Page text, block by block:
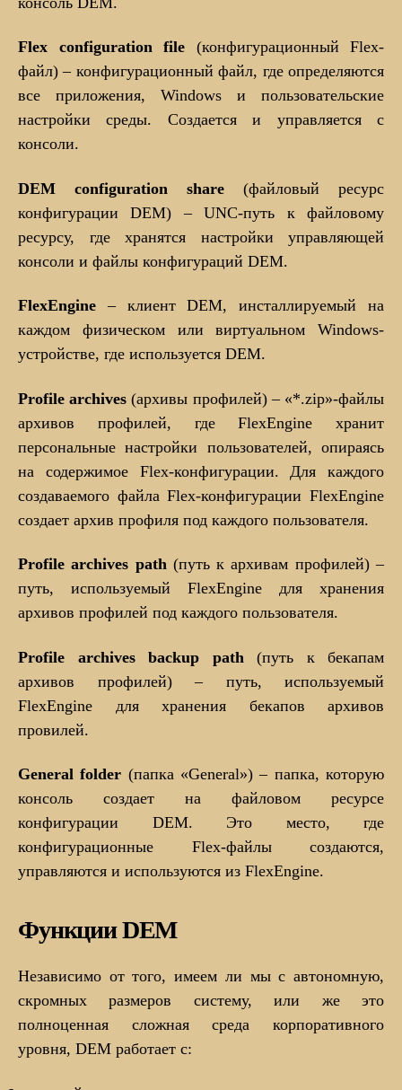
Flex configuration file (конфигурационный Flex-
файл) – конфигурационный файл, где определяются
все приложения, Windows и пользовательские
настройки среды. Создается и управляется с
консоли.
DEM configuration share (файловый ресурс
конфигурации DEM) – UNC-путь к файловому
ресурсу, где хранятся настройки управляющей
консоли и файлы конфигураций DEM.
FlexEngine – клиент DEM, инсталлируемый на
каждом физическом или виртуальном Windows-
устройстве, где используется DEM.
Profile archives (архивы профилей) – «*.zip»-файлы
архивов профилей, где FlexEngine хранит
персональные настройки пользователей, опираясь
на содержимое Flex-конфигурации. Для каждого
создаваемого файла Flex-конфигурации FlexEngine
создает архив профиля под каждого пользователя.
Profile archives path(путь к архивам профилей) –
путь, используемый FlexEngine для хранения
архивов профилей под каждого пользователя.
Profile archives backup path (путь к бекапам
архивов профилей) – путь, используемый
FlexEngine для хранения бекапов архивов
провилей.
General folder (папка «General») – папка, которую
консоль создает на файловом ресурсе
конфигурации DEM. Это место, где
конфигурационные Flex-файлы создаются,
управляются и используются из FlexEngine.
Функции DEM
Независимо от того, имеем ли мы с автономную,
скромных размеров систему, или же это
полноценная сложная среда корпоративного
уровня, DEM работает с: